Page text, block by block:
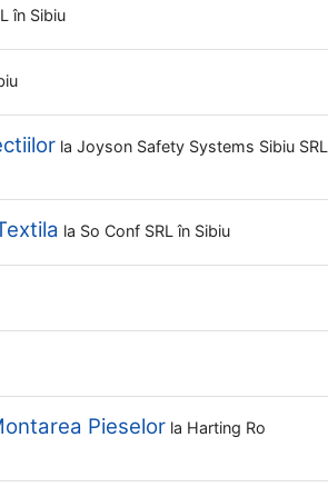
în Sibiu
la Joyson Safety Systems Sibiu SRL
la So Conf SRL în Sibiu
Pieselor la Harting Ro